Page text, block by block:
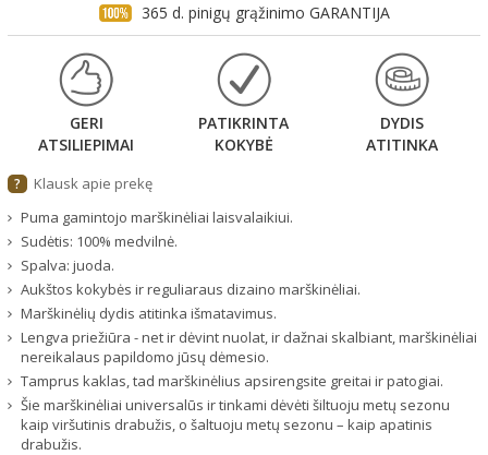
365 d. pinigų grąžinimo GARANTIJA
GERI
ATSILIEPIMAI
PATIKRINTA
KOKYBĖ
DYDIS
ATITINKA
?
Klausk apie prekę
Puma gamintojo marškinėliai laisvalaikiui.
Sudėtis: 100% medvilnė.
Spalva: juoda.
Aukštos kokybės ir reguliaraus dizaino marškinėliai.
Marškinėlių dydis atitinka išmatavimus.
Lengva priežiūra - net ir dėvint nuolat, ir dažnai skalbiant, marškinėliai
nereikalaus papildomo jūsų dėmesio.
Tamprus kaklas, tad marškinėlius apsirengsite greitai ir patogiai.
Šie marškinėliai universalūs ir tinkami dėvėti šiltuoju metų sezonu
kaip viršutinis drabužis, o šaltuoju metų sezonu – kaip apatinis
drabužis.